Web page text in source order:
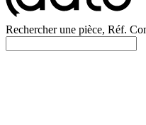
Rechercher une pièce, Réf.